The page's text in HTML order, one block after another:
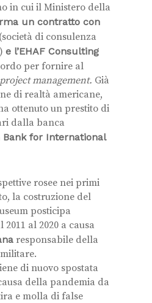
in cui il Ministero della
un contratto con
(società di consulenza
e l’EHAF Consulting
per fornire al
project management. Già
di realtà americane,
ottenuto un prestito di
dalla banca
Bank for International
rosee nei primi
la costruzione del
posticipa
al 2020 a causa
responsabile della
di nuovo spostata
della pandemia da
e molla di false